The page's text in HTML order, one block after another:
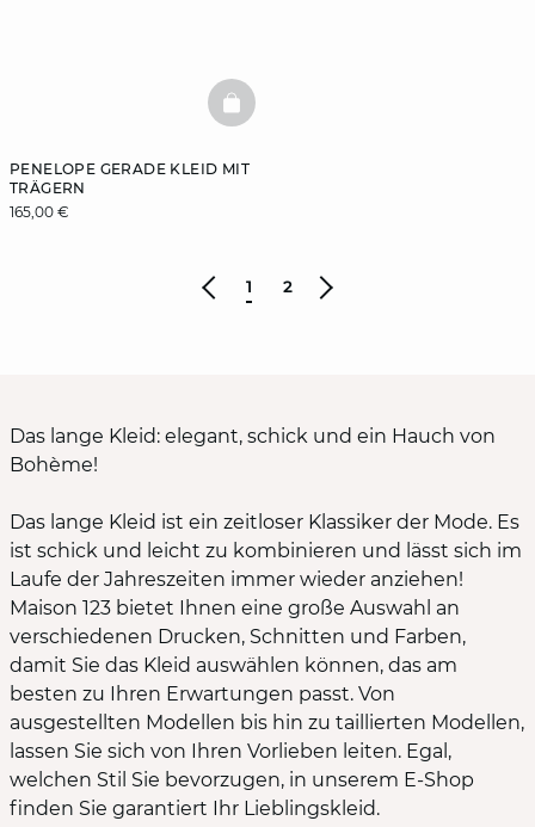
PENELOPE GERADE KLEID MIT
TRÄGERN
165,00 €
BASKETFULL
1 2
Das lange Kleid: elegant, schick und ein Hauch von
Bohème!
Das lange Kleid ist ein zeitloser Klassiker der Mode. Es
ist schick und leicht zu kombinieren und lässt sich im
Laufe der Jahreszeiten immer wieder anziehen!
Maison 123 bietet Ihnen eine große Auswahl an
verschiedenen Drucken, Schnitten und Farben,
damit Sie das Kleid auswählen können, das am
besten zu Ihren Erwartungen passt. Von
ausgestellten Modellen bis hin zu taillierten Modellen,
lassen Sie sich von Ihren Vorlieben leiten. Egal,
welchen Stil Sie bevorzugen, in unserem E-Shop
finden Sie garantiert Ihr Lieblingskleid.